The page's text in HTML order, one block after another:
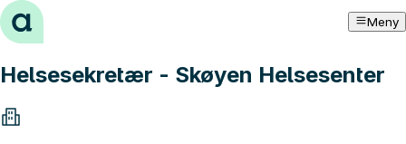
Hopp til innhold Meny
Helsesekretær - Skøyen Helsesenter